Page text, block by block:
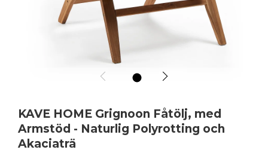
KAVE HOME Grignoon Fåtölj, med
Armstöd - Naturlig Polyrotting och
Akaciaträ